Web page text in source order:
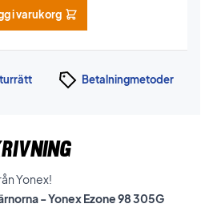
i varukorg
Betalningmetoder
Yonex!
- Yonex Ezone 98 305G